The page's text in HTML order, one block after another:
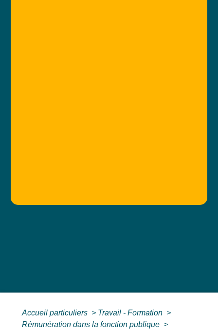
Accueil particuliers > Travail - Formation >
Rémunération dans la fonction publique >